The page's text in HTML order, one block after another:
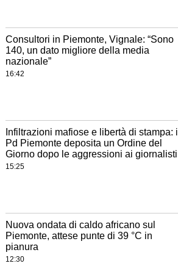
Consultori in Piemonte, Vignale: “Sono
140, un dato migliore della media
nazionale”
16:42
Infiltrazioni mafiose e libertà di stampa: il
Pd Piemonte deposita un Ordine del
Giorno dopo le aggressioni ai giornalisti
15:25
Nuova ondata di caldo africano sul
Piemonte, attese punte di 39 °C in
pianura
12:30